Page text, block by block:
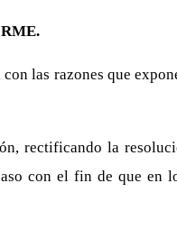
las razones que
rectificando la
con el fin de que en